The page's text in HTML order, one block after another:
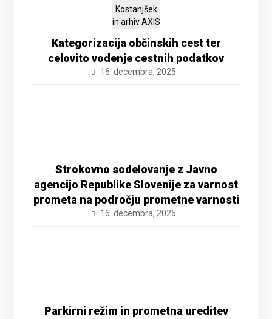
Kategorizacija občinskih cest ter
celovito vodenje cestnih podatkov
16. decembra, 2025
Strokovno sodelovanje z Javno
agencijo Republike Slovenije za varnost
prometa na področju prometne varnosti
16. decembra, 2025
Parkirni režim in prometna ureditev